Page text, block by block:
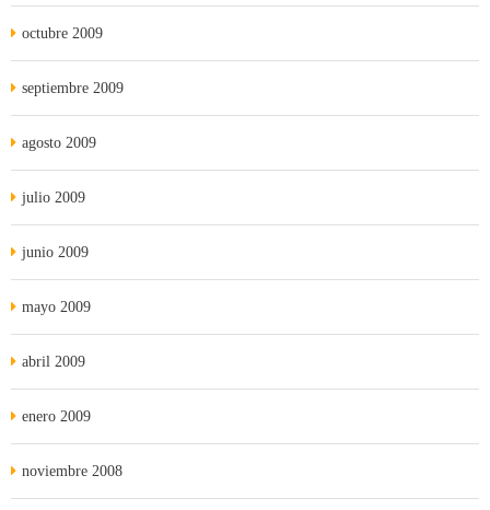
octubre 2009
septiembre 2009
agosto 2009
julio 2009
junio 2009
mayo 2009
abril 2009
enero 2009
noviembre 2008